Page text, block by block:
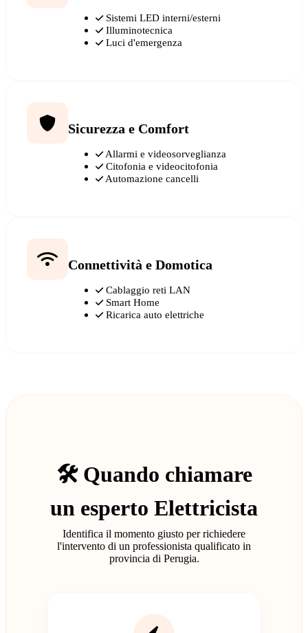
Sistemi LED interni/esterni
Illuminotecnica
Luci d'emergenza
Sicurezza e Comfort
Allarmi e videosorveglianza
Citofonia e videocitofonia
Automazione cancelli
Connettività e Domotica
Cablaggio reti LAN
Smart Home
Ricarica auto elettriche
🛠️ Quando chiamare
un esperto Elettricista
Identifica il momento giusto per richiedere
l'intervento di un professionista qualificato in
provincia di Perugia.